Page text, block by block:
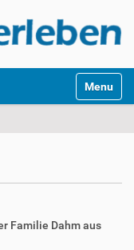
Toggle
Familie Dahm aus